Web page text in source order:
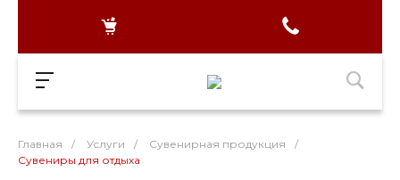
Главная / Услуги / Сувенирная продукция
/
Сувениры для отдыха